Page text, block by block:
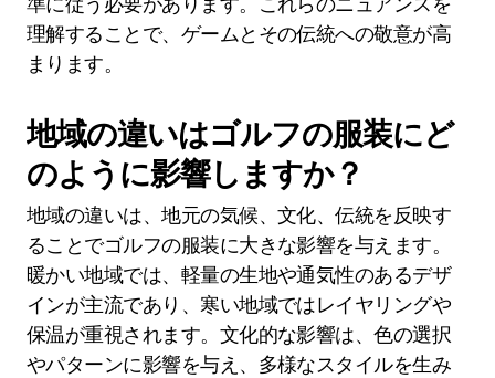
理解することで、ゲームとその伝統への敬意が高
まります。
地域の違いはゴルフの服装にど
のように影響しますか？
地域の違いは、地元の気候、文化、伝統を反映す
ることでゴルフの服装に大きな影響を与えます。
暖かい地域では、軽量の生地や通気性のあるデザ
インが主流であり、寒い地域ではレイヤリングや
保温が重視されます。文化的な影響は、色の選択
やパターンに影響を与え、多様なスタイルを生み